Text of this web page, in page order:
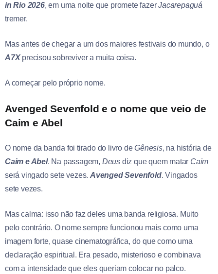
in Rio 2026, em uma noite que promete fazerJacarepaguá
tremer.
Mas antes de chegar a um dos maiores festivais do mundo, o
A7Xprecisou sobreviver a muita coisa.
A começar pelo próprio nome.
Avenged Sevenfold e o nome que veio de
Caim e Abel
O nome da banda foi tirado do livro deGênesis, na história de
Caim e Abel. Na passagem, Deus diz que quem matar Caim
será vingado sete vezes.Avenged Sevenfold. Vingados
sete vezes.
Mas calma: isso não faz deles uma banda religiosa. Muito
pelo contrário. O nome sempre funcionou mais como uma
imagem forte, quase cinematográfica, do que como uma
declaração espiritual. Era pesado, misterioso e combinava
com a intensidade que eles queriam colocar no palco.